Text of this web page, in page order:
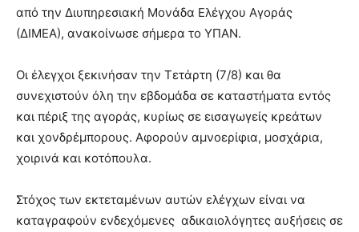
από την Διυπηρεσιακή Μονάδα Ελέγχου Αγοράς
(ΔΙΜΕΑ), ανακοίνωσε σήμερα το ΥΠΑΝ.
Οι έλεγχοι ξεκινήσαν την Τετάρτη (7/8) και θα
συνεχιστούν όλη την εβδομάδα σε καταστήματα εντός
και πέριξ της αγοράς, κυρίως σε εισαγωγείς κρεάτων
και χονδρέμπορους. Αφορούν αμνοερίφια, μοσχάρια,
χοιρινά και κοτόπουλα.
Στόχος των εκτεταμένων αυτών ελέγχων είναι να
καταγραφούν ενδεχόμενες αδικαιολόγητες αυξήσεις σε